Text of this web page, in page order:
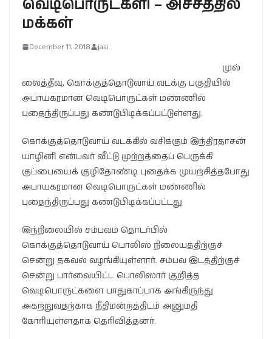
வெடிபொருட்கள்! – அச்சத்தில்
மக்கள்
December 11, 2018 jasi
முல்
லைத்தீவு, கொக்குத்தொடுவாய் வடக்கு பகுதியில்
அபாயகரமான வெடிபொருட்கள் மண்ணில்
புதைந்திருப்பது கண்டுபிடிக்கப்பட்டுள்ளது.
கொக்குத்தொடுவாய் வடக்கில் வசிக்கும் இந்திரதாசன்
யாழினி என்பவர் வீட்டு முற்றத்தைப் பெருக்கி
குப்பையைக் குழிதோண்டி புதைக்க முயற்சித்தபோது
அபாயகரமான வெடிபொருட்கள் மண்ணில்
புதைந்திருப்பது கண்டுபிடிக்கப்பட்டது
இந்நிலையில் சம்பவம் தொடர்பில்
கொக்குத்தொடுவாய் பொலிஸ் நிலையத்திற்குச்
சென்று தகவல் வழங்கியுள்ளார். சம்பவ இடத்திற்குச்
சென்று பார்வையிட்ட பொலிஸார் குறித்த
வெடிபொருட்களை பாதுகாப்பாக அங்கிருந்து
அகற்றுவதற்காக நீதிமன்றத்திடம் அனுமதி
கோரியுள்ளதாக தெரிவித்தனர்.